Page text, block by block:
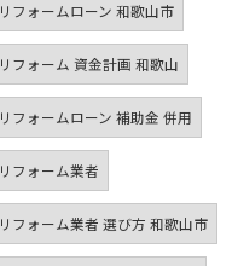
リフォームローン 和歌山市
リフォーム 資金計画 和歌山
リフォームローン 補助金 併用
リフォーム業者
リフォーム業者 選び方 和歌山市